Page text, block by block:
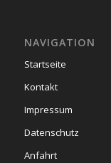
NAVIGATION
Startseite
Kontakt
Impressum
Datenschutz
Anfahrt